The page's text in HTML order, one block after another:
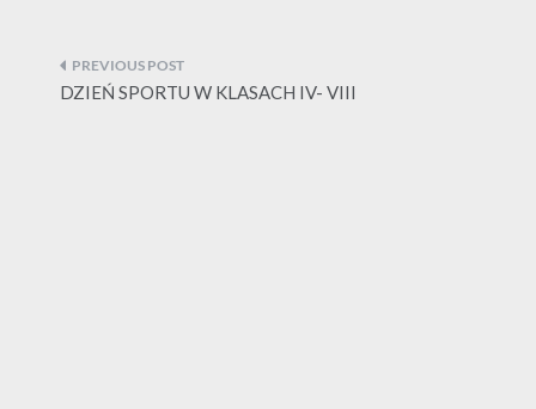
Nawigacja
wpisu
DZIEŃ SPORTU W KLASACH IV- VIII